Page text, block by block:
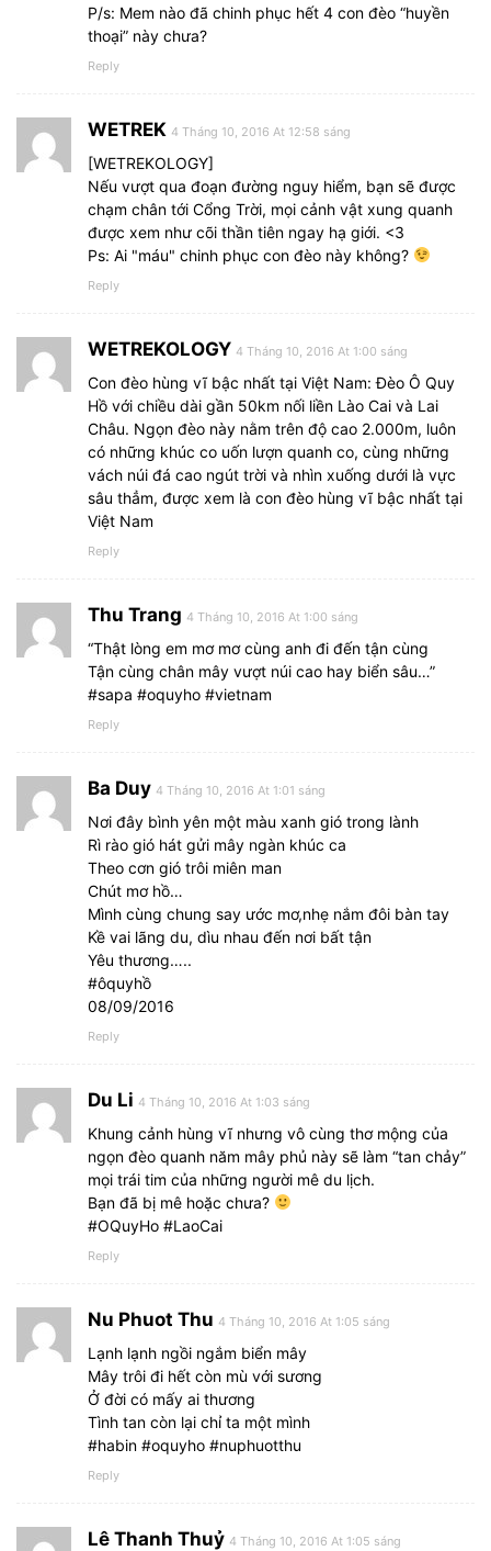
P/s: Mem nào đã chinh phục hết 4 con đèo “huyền
thoại” này chưa?
Reply
WETREK 4 Tháng 10, 2016 At 12:58 sáng
[WETREKOLOGY]
Nếu vượt qua đoạn đường nguy hiểm, bạn sẽ được
chạm chân tới Cổng Trời, mọi cảnh vật xung quanh
được xem như cõi thần tiên ngay hạ giới. <3
Ps: Ai "máu" chinh phục con đèo này không?
Reply
WETREKOLOGY 4 Tháng 10, 2016 At 1:00 sáng
Con đèo hùng vĩ bậc nhất tại Việt Nam: Đèo Ô Quy
Hồ với chiều dài gần 50km nối liền Lào Cai và Lai
Châu. Ngọn đèo này nằm trên độ cao 2.000m, luôn
có những khúc co uốn lượn quanh co, cùng những
vách núi đá cao ngút trời và nhìn xuống dưới là vực
sâu thẳm, được xem là con đèo hùng vĩ bậc nhất tại
Việt Nam
Reply
Thu Trang 4 Tháng 10, 2016 At 1:00 sáng
“Thật lòng em mơ mơ cùng anh đi đến tận cùng
Tận cùng chân mây vượt núi cao hay biển sâu…”
#sapa #oquyho #vietnam
Reply
Ba Duy 4 Tháng 10, 2016 At 1:01 sáng
Nơi đây bình yên một màu xanh gió trong lành
Rì rào gió hát gửi mây ngàn khúc ca
Theo cơn gió trôi miên man
Chút mơ hồ…
Mình cùng chung say ước mơ,nhẹ nắm đôi bàn tay
Kề vai lãng du, dìu nhau đến nơi bất tận
Yêu thương…..
#ôquyhồ
08/09/2016
Reply
Du Li 4 Tháng 10, 2016 At 1:03 sáng
Khung cảnh hùng vĩ nhưng vô cùng thơ mộng của
ngọn đèo quanh năm mây phủ này sẽ làm “tan chảy”
mọi trái tim của những người mê du lịch.
Bạn đã bị mê hoặc chưa?
#OQuyHo #LaoCai
Reply
Nu Phuot Thu 4 Tháng 10, 2016 At 1:05 sáng
Lạnh lạnh ngồi ngắm biển mây
Mây trôi đi hết còn mù với sương
Ở đời có mấy ai thương
Tình tan còn lại chỉ ta một mình
#habin #oquyho #nuphuotthu
Reply
Lê Thanh Thuỷ 4 Tháng 10, 2016 At 1:05 sáng